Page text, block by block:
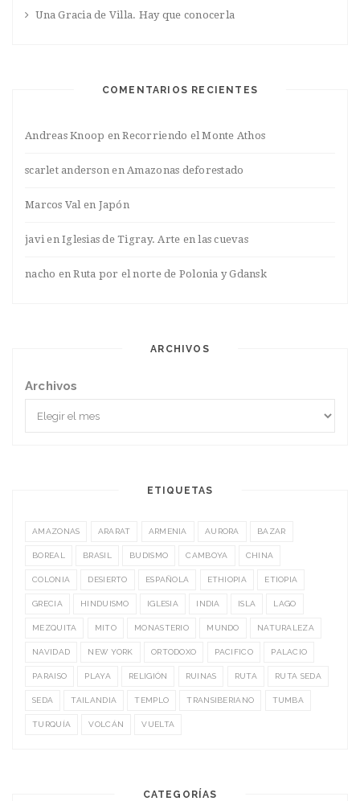
Una Gracia de Villa. Hay que conocerla
COMENTARIOS RECIENTES
Andreas Knoop enRecorriendo el Monte Athos
scarlet anderson enAmazonas deforestado
Marcos Valen Japón
javienIglesias de Tigray. Arte en las cuevas
nacho enRuta por el norte de Polonia y Gdansk
ARCHIVOS
Archivos
ETIQUETAS
AMAZONAS ARARAT ARMENIA AURORA BAZAR
BOREAL BRASIL BUDISMO CAMBOYA CHINA
COLONIA DESIERTO ESPAÑOLA ETHIOPIA ETIOPIA
GRECIA HINDUISMO IGLESIA INDIA ISLA LAGO
MEZQUITA MITO MONASTERIO MUNDO NATURALEZA
NAVIDAD NEW YORK ORTODOXO PACIFICO PALACIO
PARAISO PLAYA RELIGIÓN RUINAS RUTA RUTA SEDA
SEDA TAILANDIA TEMPLO TRANSIBERIANO TUMBA
TURQUÍA VOLCÁN VUELTA
CATEGORÍAS